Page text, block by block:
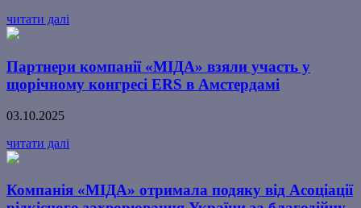
читати далі
Партнери компанії «МІДА» взяли участь у
щорічному конгресі ERS в Амстердамі
03.10.2025
читати далі
Компанія «МІДА» отримала подяку від Асоціації